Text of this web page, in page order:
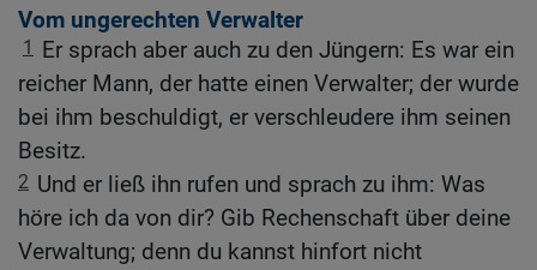
Vom ungerechten Verwalter
1
Er sprach aber auch zu den Jüngern: Es war ein
reicher Mann, der hatte einen Verwalter; der wurde
bei ihm beschuldigt, er verschleudere ihm seinen
Besitz.
2 Und er ließ ihn rufen und sprach zu ihm: Was
höre ich da von dir? Gib Rechenschaft über deine
Verwaltung; denn du kannst hinfort nicht